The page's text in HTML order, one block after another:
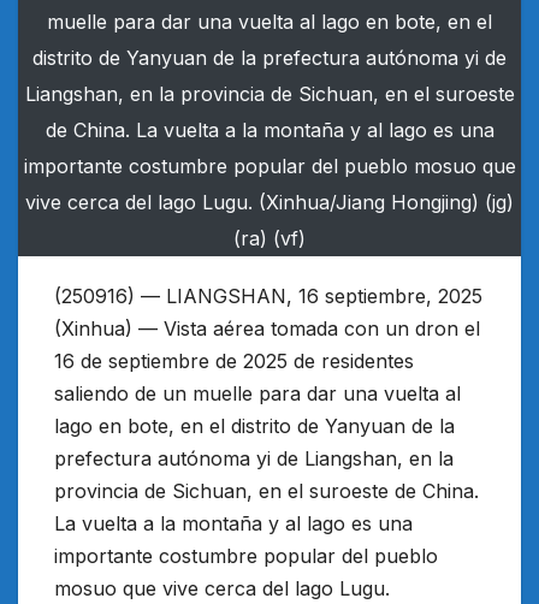
muelle para dar una vuelta al lago en bote, en el
distrito de Yanyuan de la prefectura autónoma yi de
Liangshan, en la provincia de Sichuan, en el suroeste
de China. La vuelta a la montaña y al lago es una
importante costumbre popular del pueblo mosuo que
vive cerca del lago Lugu. (Xinhua/Jiang Hongjing) (jg)
(ra) (vf)
(250916) — LIANGSHAN, 16 septiembre, 2025
(Xinhua) — Vista aérea tomada con un dron el
16 de septiembre de 2025 de residentes
saliendo de un muelle para dar una vuelta al
lago en bote, en el distrito de Yanyuan de la
prefectura autónoma yi de Liangshan, en la
provincia de Sichuan, en el suroeste de China.
La vuelta a la montaña y al lago es una
importante costumbre popular del pueblo
mosuo que vive cerca del lago Lugu.